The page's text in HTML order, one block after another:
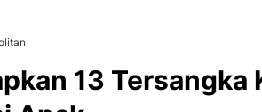
13 Tersangka